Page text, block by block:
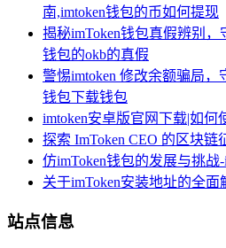
南,imtoken钱包的币如何提现
揭秘imToken钱包真假辨别，
钱包的okb的真假
警惕imtoken 修改余额骗局，
钱包下载钱包
imtoken安卓版官网下载|如何
探索 ImToken CEO 的区块链
仿imToken钱包的发展与挑战
关于imToken安装地址的全面
站点信息